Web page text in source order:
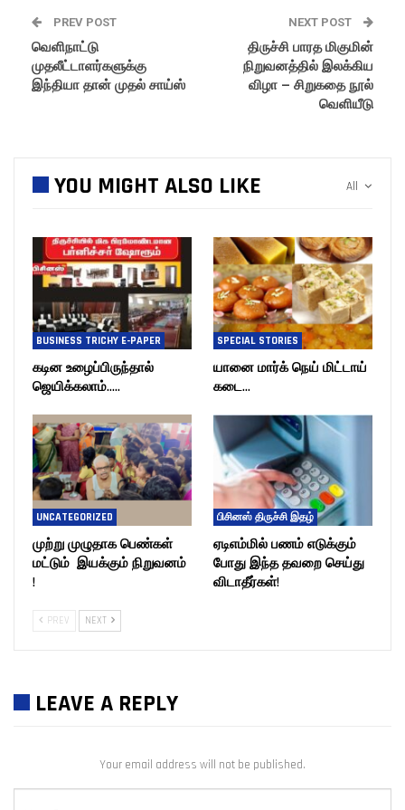
PREV POST
வெளிநாட்டு
முதலீட்டாளர்களுக்கு
இந்தியா தான் முதல் சாய்ஸ்
NEXT POST
திருச்சி பாரத மிகுமின்
நிறுவனத்தில் இலக்கிய
விழா – சிறுகதை நூல்
வெளியீடு
All
YOU MIGHT ALSO LIKE
BUSINESS TRICHY E-PAPER
கடின உழைப்பிருந்தால்
ஜெயிக்கலாம்…..
SPECIAL STORIES
யானை மார்க் நெய் மிட்டாய்
கடை…
UNCATEGORIZED
முற்று முழுதாக பெண்கள்
மட்டும் இயக்கும் நிறுவனம்
!
பிசினஸ் திருச்சி இதழ்
ஏடிஎம்மில் பணம் எடுக்கும்
போது இந்த தவறை செய்து
விடாதீர்கள்!
PREV NEXT
LEAVE A REPLY
Your email address will not be published.